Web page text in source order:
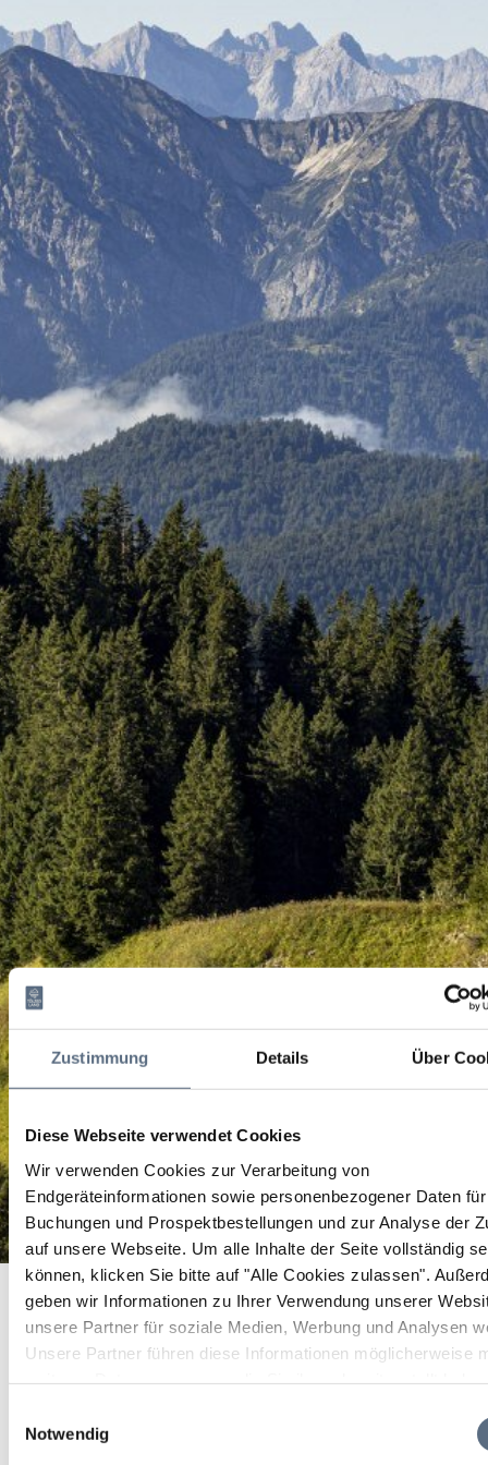
Zustimmung Details Über
Diese Webseite verwendet Cookies
Wir verwenden Cookies zur Verarbeitung von
Endgeräteinformationen sowie personenbezogener Daten
Buchungen und Prospektbestellungen und zur Analyse der
auf unsere Webseite. Um alle Inhalte der Seite vollständig
können, klicken Sie bitte auf "Alle Cookies zulassen".
geben wir Informationen zu Ihrer Verwendung unserer
unsere Partner für soziale Medien, Werbung und Analysen
Unsere Partner führen diese Informationen möglicherweise
Notwendig
"Matcha-Seminar"
Startseite "Matcha-Seminar"
"Matcha-Seminar"
Kurs/Seminar/Hobby